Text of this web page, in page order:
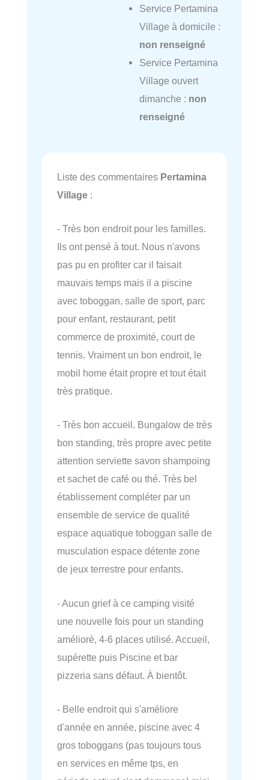
Service Pertamina
Village à domicile :
non renseigné
Service Pertamina
Village ouvert
dimanche : non
renseigné
Liste des commentaires Pertamina
Village :
- Très bon endroit pour les familles.
Ils ont pensé à tout. Nous n'avons
pas pu en profiter car il faisait
mauvais temps mais il a piscine
avec toboggan, salle de sport, parc
pour enfant, restaurant, petit
commerce de proximité, court de
tennis. Vraiment un bon endroit, le
mobil home était propre et tout était
très pratique.
- Très bon accueil. Bungalow de très
bon standing, très propre avec petite
attention serviette savon shampoing
et sachet de café ou thé. Très bel
établissement compléter par un
ensemble de service de qualité
espace aquatique toboggan salle de
musculation espace détente zone
de jeux terrestre pour enfants.
- Aucun grief à ce camping visité
une nouvelle fois pour un standing
amélioré, 4-6 places utilisé. Accueil,
supérette puis Piscine et bar
pizzeria sans défaut. À bientôt.
- Belle endroit qui s'améliore
d'année en année, piscine avec 4
gros toboggans (pas toujours tous
en services en même tps, en